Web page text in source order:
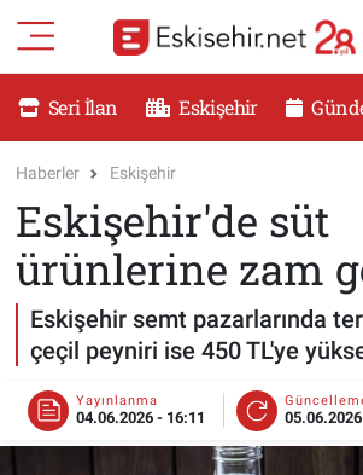
Seri İlan Eskişehir
Haberler Eskişehir
Eskişehir'de süt
ürünlerine zam
Eskişehir semt pazarlarında
çeçil peyniri ise 450 TL'ye
Yayınlanma
04.06.2026 - 16:11
RESMİ İLANLAR
DÜNYA
SAĞLIK
MAGAZİN
KADIN
Eskişehir Nöbetçi Eczaneler
Eskişehir Namaz Vakitleri
Eskişehir Trafik Yoğunluk
Süper Lig Puan Durumu ve
Tüm Manşetler
Son Dakika Haberleri